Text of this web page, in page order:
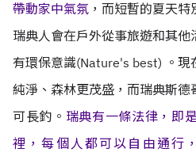
帶動家中氣氛 ，而短暫的夏天
瑞典人會在戶外從事旅遊和其
有環保意識(Nature's best) 。現
純淨、森林更茂盛，而瑞典斯
可長釣。 瑞典有一條法律，即
裡，每個人都可以自由通行